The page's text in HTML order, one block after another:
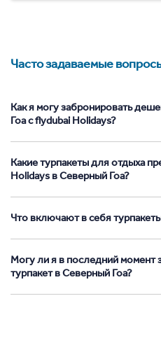
Часто задаваемые
Как я могу забронировать
Гоа с flydubai Holidays?
Какие турпакеты для отдыха
Holidays в Северный Гоа?
Что включают в себя
Могу ли я в последний момент
турпакет в Северный Гоа?